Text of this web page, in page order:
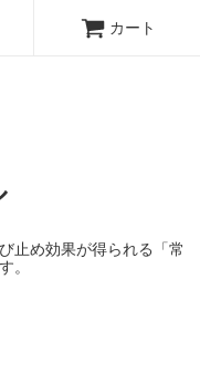
カート
止め効果が得られる「常
。